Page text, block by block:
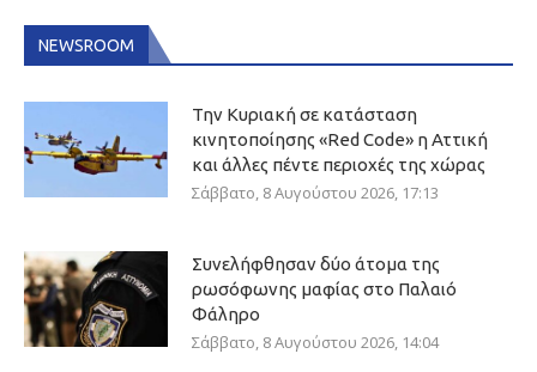
NEWSROOM
Την Κυριακή σε κατάσταση
κινητοποίησης «Red Code» η Αττική
και άλλες πέντε περιοχές της χώρας
Σάββατο, 8 Αυγούστου 2026, 17:13
Συνελήφθησαν δύο άτομα της
ρωσόφωνης μαφίας στο Παλαιό
Φάληρο
Σάββατο, 8 Αυγούστου 2026, 14:04